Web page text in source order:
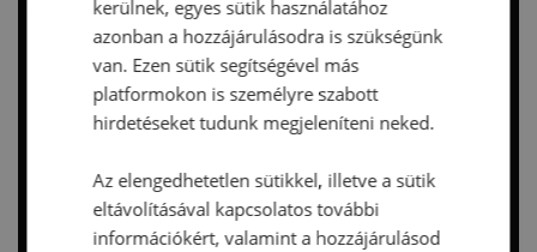
kerülnek, egyes sütik használatához
azonban a hozzájárulásodra is szükségünk
van. Ezen sütik segítségével más
platformokon is személyre szabott
hirdetéseket tudunk megjeleníteni neked.
Az elengedhetetlen sütikkel, illetve a sütik
eltávolításával kapcsolatos további
információkért, valamint a hozzájárulásod